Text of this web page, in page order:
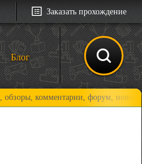
Заказать прохождение
Блог
форум, новости и,